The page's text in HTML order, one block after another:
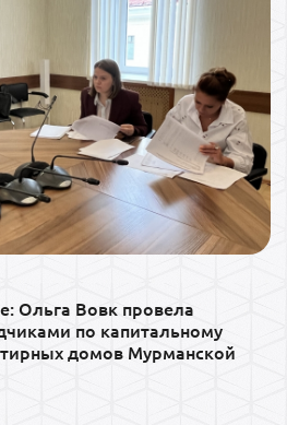
Ольга Вовк провела
по капитальному
домов Мурманской